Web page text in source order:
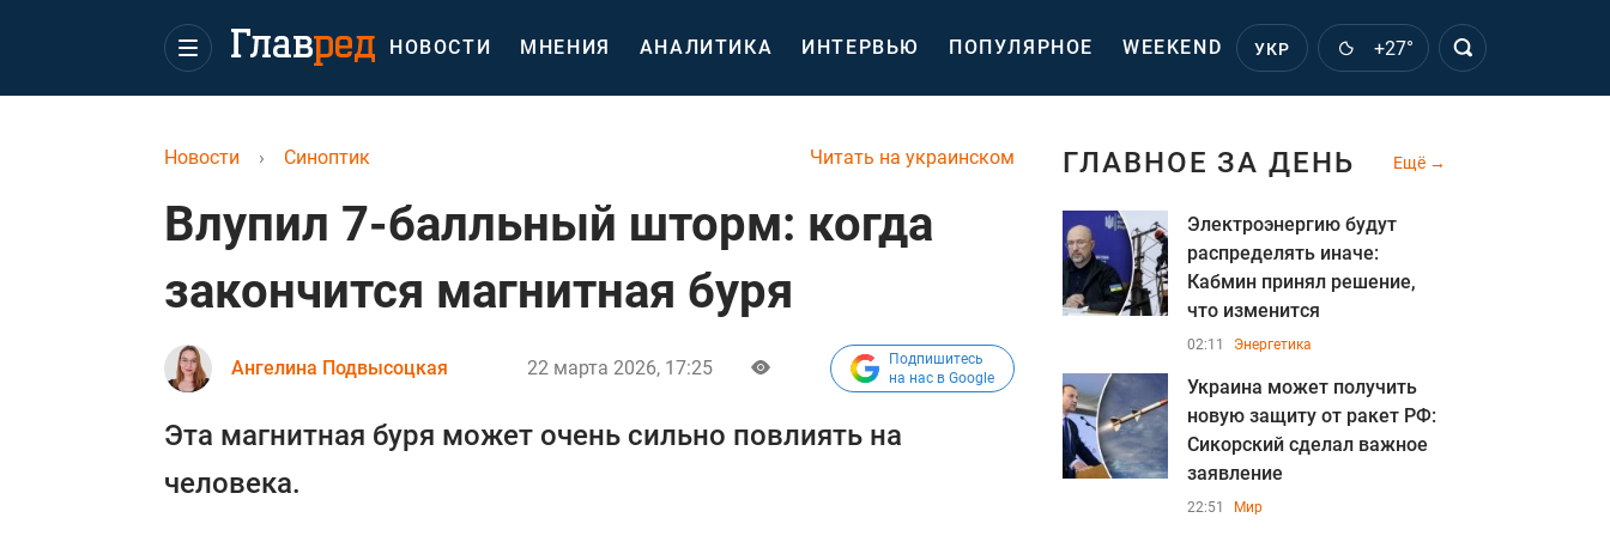
НОВОСТИ МНЕНИЯ АНАЛИТИКА ИНТЕРВЬЮ ПОПУЛЯРНОЕ WEEKEND УКР +27°
Читать на украинском
Новости › Синоптик
Влупил 7-балльный шторм: когда
закончится магнитная буря
Ангелина Подвысоцкая 22 марта 2026, 17:25
Подпишитесь
на нас в Google
Эта магнитная буря может очень сильно повлиять на
человека.
ГЛАВНОЕ ЗА ДЕНЬ Ещё
Электроэнергию будут
распределять иначе:
Кабмин принял решение,
что изменится
02:11 Энергетика
Украина может получить
новую защиту от ракет РФ:
Сикорский сделал важное
заявление
22:51 Мир